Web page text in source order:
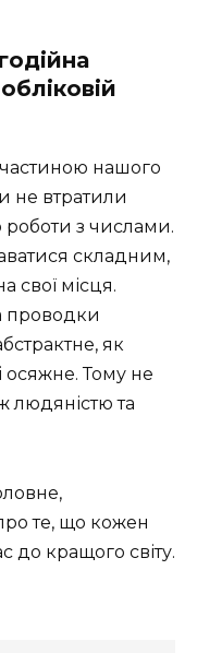
частиною нашого
не втратили
роботи з числами.
складним,
свої місця.
проводки
як
осяжне. Тому не
людяністю та
те, що кожен
до кращого світу.